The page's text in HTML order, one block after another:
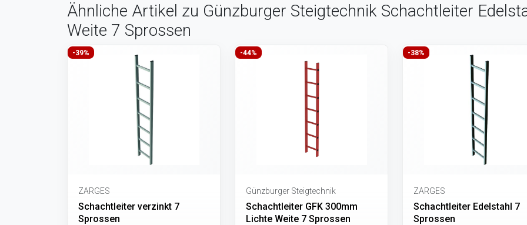
Ähnliche Artikel zu Günzburger Steigtechnik Schachtleiter
Weite 7 Sprossen
-39%
ZARGES
Schachtleiter verzinkt 7
Sprossen
-44%
Günzburger Steigtechnik
Schachtleiter GFK 300mm
Lichte Weite 7 Sprossen
-38%
ZARGES
Schachtleiter Edelstahl 7
Sprossen